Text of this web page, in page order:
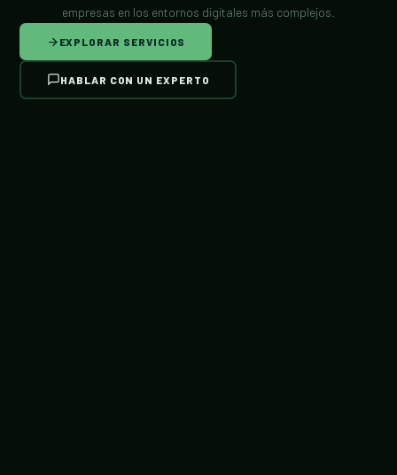
empresas en los entornos digitales más complejos.
EXPLORAR SERVICIOS
HABLAR CON UN EXPERTO